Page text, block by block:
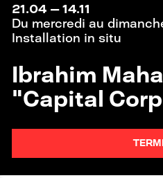
21.04 —14.11
Du mercredi au
Installation in situ
Ibrahim
"Capital